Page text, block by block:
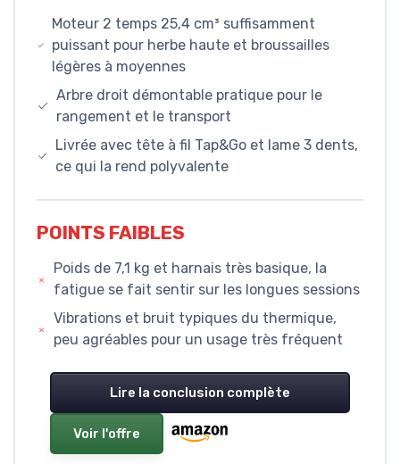
Moteur 2 temps 25,4 cm³ suffisamment
puissant pour herbe haute et broussailles
légères à moyennes
Arbre droit démontable pratique pour le
rangement et le transport
Livrée avec tête à fil Tap&Go et lame 3 dents,
ce qui la rend polyvalente
POINTS FAIBLES
Poids de 7,1 kg et harnais très basique, la
fatigue se fait sentir sur les longues sessions
Vibrations et bruit typiques du thermique,
peu agréables pour un usage très fréquent
Lire la conclusion complète
Voir l'offre